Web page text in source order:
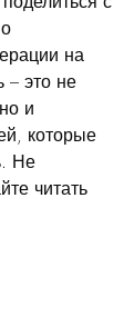
на
– это не
и
которые
Не
читать